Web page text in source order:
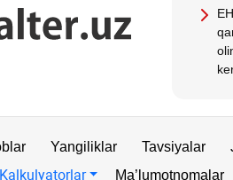
Yangiliklar Tavsiyalar
Kalkulyatorlar Ma’lumotnomalar